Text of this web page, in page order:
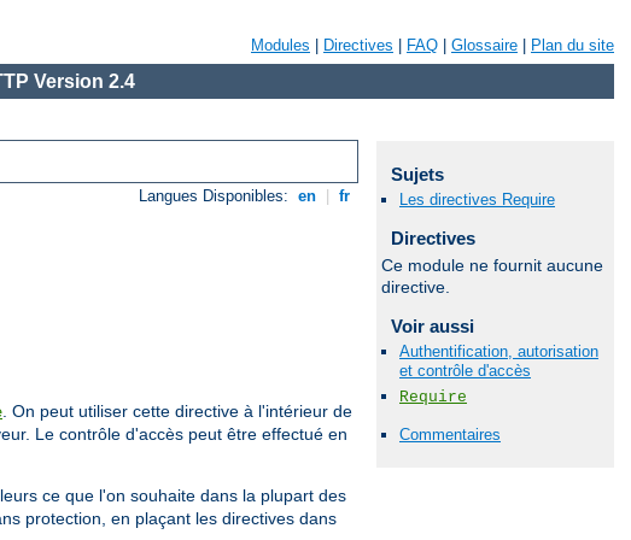
Modules Directives FAQ Glossaire Plan du site
Version 2.4
Langues Disponibles: en fr
. On peut utiliser cette directive à l'intérieur de
Le contrôle d'accès peut être effectué en
ce que l'on souhaite dans la plupart des
protection, en plaçant les directives dans
Sujets
Les directives Require
Directives
Ce module ne fournit aucune
directive.
Voir aussi
Authentification, autorisation
et contrôle d'accès
Require
Commentaires